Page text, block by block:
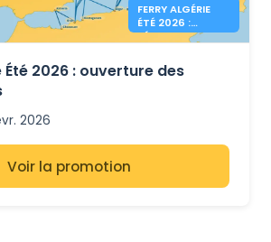
FERRY ALGÉRIE
ÉTÉ 2026 :
RÉSERVATIONS
Été 2026 : ouverture des
2026
Voir la promotion